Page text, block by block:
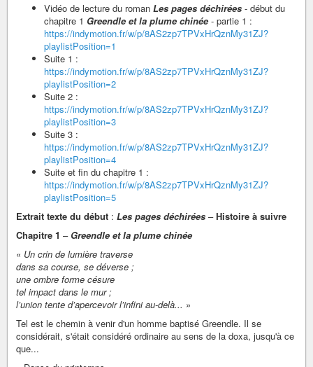
Vidéo de lecture du roman Les pages déchirées - début du
chapitre 1 Greendle et la plume chinée - partie 1 :
https://indymotion.fr/w/p/8AS2zp7TPVxHrQznMy31ZJ?
playlistPosition=1
Suite 1 :
https://indymotion.fr/w/p/8AS2zp7TPVxHrQznMy31ZJ?
playlistPosition=2
Suite 2 :
https://indymotion.fr/w/p/8AS2zp7TPVxHrQznMy31ZJ?
playlistPosition=3
Suite 3 :
https://indymotion.fr/w/p/8AS2zp7TPVxHrQznMy31ZJ?
playlistPosition=4
Suite et fin du chapitre 1 :
https://indymotion.fr/w/p/8AS2zp7TPVxHrQznMy31ZJ?
playlistPosition=5
Extrait texte du début : Les pages déchirées –Histoire à suivre
Chapitre 1 – Greendle et la plume chinée
« Un crin de lumière traverse
dans sa course, se déverse ;
une ombre forme césure
tel impact dans le mur ;
l’union tente d’apercevoir l’infini au-delà... »
Tel est le chemin à venir d'un homme baptisé Greendle. Il se
considérait, s'était considéré ordinaire au sens de la doxa, jusqu'à ce
que...